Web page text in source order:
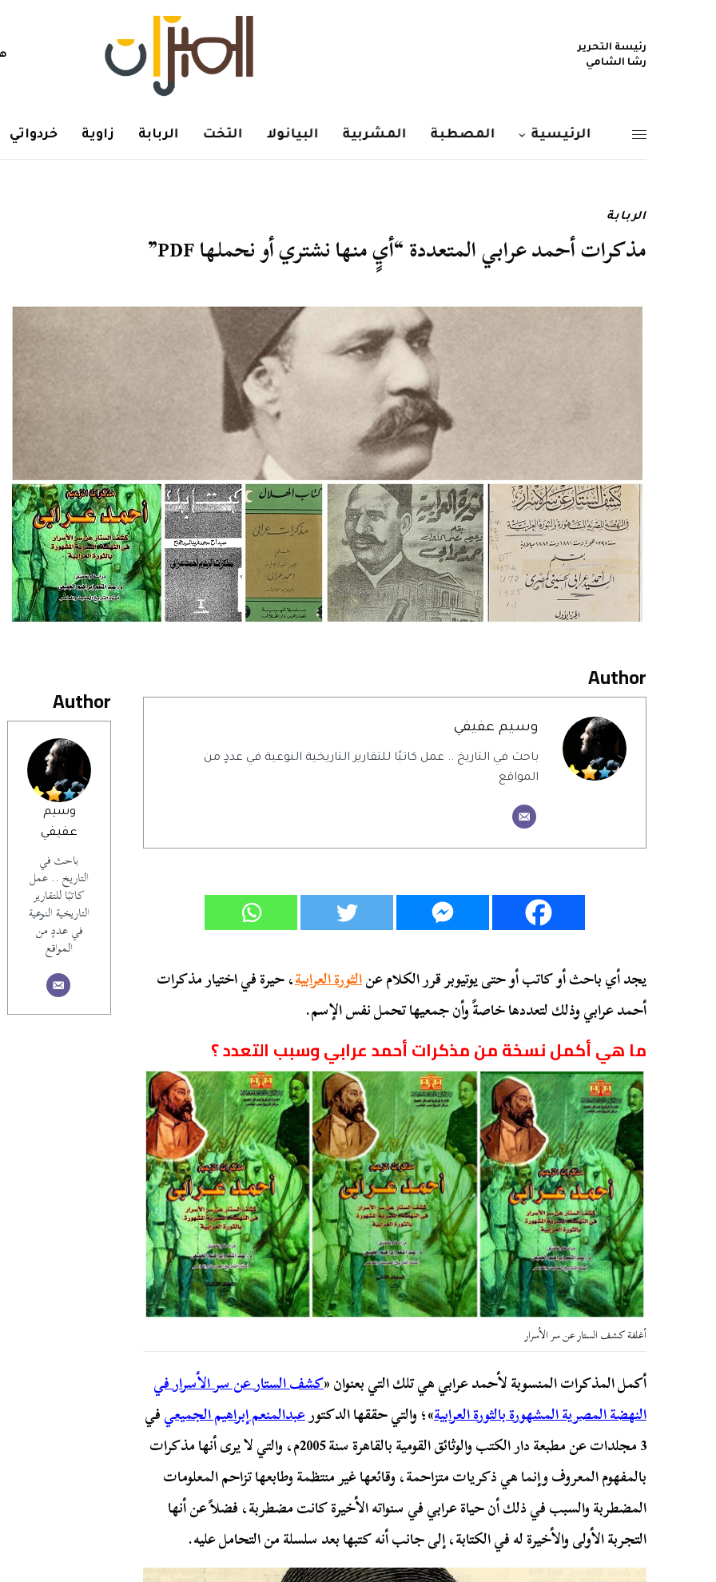
رئيسة التحرير
رشا الشامي
الرئيسية المصطبة المشربية البيانولا التخت الربابة زاوية خردواتي
الربابة
مذكرات أحمد عرابي المتعددة “أيٍ منها نشتري أو نحملها PDF”
Author
وسيم
عفيفي
باحث في
التاريخ .. عمل
كاتبًا للتقارير
التاريخية النوعية
في عددٍ من
المواقع
Author
وسيم عفيفي
باحث في التاريخ .. عمل كاتبًا للتقارير التاريخية النوعية في عددٍ من
المواقع
يجد أي باحث أو كاتب أو حتى يوتيوبر قرر الكلام عنالثورة العرابية، حيرة في اختيار مذكرات
أحمد عرابي وذلك لتعددها خاصةً وأن جمعيها تحمل نفس الإسم.
ما هي أكمل نسخة من مذكرات أحمد عرابي وسبب التعدد ؟
أغلفة كشف الستار عن سر الأسرار
أكمل المذكرات المنسوبة لأحمد عرابي هي تلك التي بعنوان «كشف الستار عن سر الأسرار في
النهضة المصرية المشهورة بالثورة العرابية»؛ والتي حققها الدكتورعبدالمنعم إبراهيم الجميعيفي
3 مجلدات عن مطبعة دار الكتب والوثائق القومية بالقاهرة سنة 2005م، والتي لا يرى أنها مذكرات
بالمفهوم المعروف وإنما هي ذكريات متزاحمة، وقائعها غير منتظمة وطابعها تزاحم المعلومات
المضطربة والسبب في ذلك أن حياة عرابي في سنواته الأخيرة كانت مضطربة، فضلاً عن أنها
التجربة الأولى والأخيرة له في الكتابة، إلى جانب أنه كتبها بعد سلسلة من التحامل عليه.